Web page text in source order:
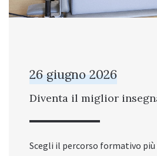
26 giugno 2026
Diventa il miglior
Scegli il percorso formativo